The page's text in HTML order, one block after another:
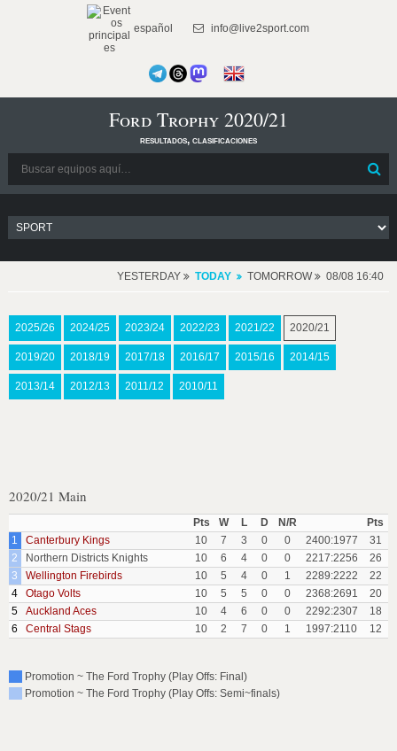
español info@live2sport.com
Ford Trophy 2020/21
resultados, clasificaciones
YESTERDAY TODAY TOMORROW 08/08 16:40
2025/26 2024/25 2023/24 2022/23 2021/22 2020/21
2019/20 2018/19 2017/18 2016/17 2015/16 2014/15
2013/14 2012/13 2011/12 2010/11
2020/21 Main
Pts W L D N/R
Pts
1
Canterbury Kings 10 7 3 0 0 2400:1977
31
2
Northern Districts Knights 10 6 4 0 0 2217:2256
26
3
Wellington Firebirds 10 5 4 0 1 2289:2222
22
4
Otago Volts 10 5 5 0 0 2368:2691
20
5
Auckland Aces 10 4 6 0 0 2292:2307
18
6
Central Stags 10 2 7 0 1 1997:2110 12
Promotion ~ The Ford Trophy (Play Offs: Final)
Promotion ~ The Ford Trophy (Play Offs: Semi~finals)